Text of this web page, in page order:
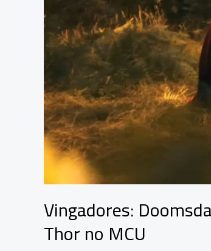
Vingadores:
Thor no MCU